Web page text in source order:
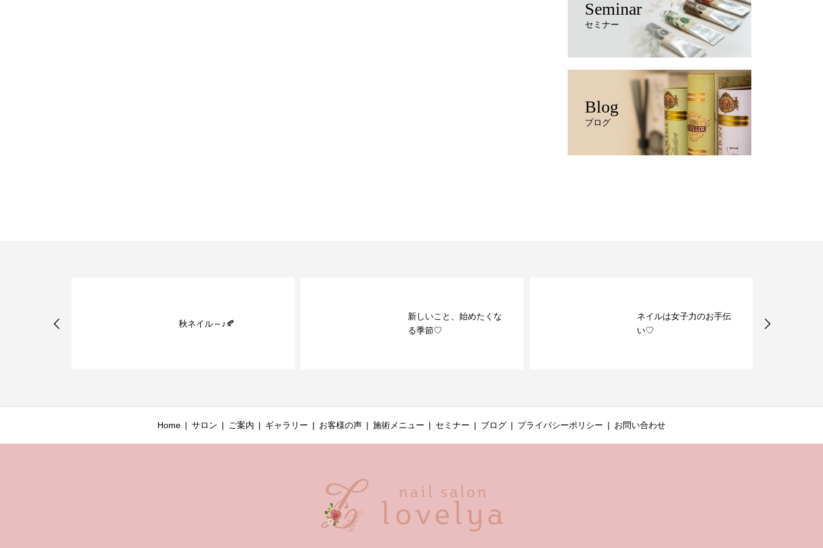
Seminar
セミナー
Blog
ブログ
秋ネイル～♪🍂
新しいこと、始めたくな
る季節♡
ネイルは女子力のお手伝
い♡
Home サロン ご案内 ギャラリー お客様の声 施術メニュー セミナー ブログ プライバシーポリシー お問い合わせ